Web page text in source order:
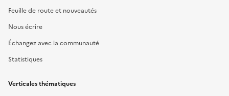
Feuille de route et nouveautés
Nous écrire
Échangez avec la communauté
Statistiques
Verticales thématiques